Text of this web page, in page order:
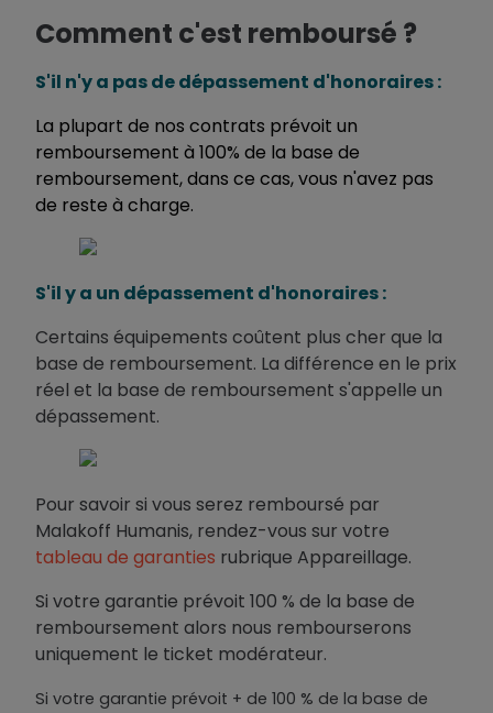
Comment c'est remboursé ?
S'il n'y a pas de dépassement d'honoraires :
La plupart de nos contrats prévoit un
remboursement à 100% de la base de
remboursement, dans ce cas, vous n'avez pas
de reste à charge.
S'il y a un dépassement d'honoraires :
Certains équipements coûtent plus cher que la
base de remboursement. La différence en le prix
réel et la base de remboursement s'appelle un
dépassement.
Pour savoir si vous serez remboursé par
Malakoff Humanis, rendez-vous sur votre
tableau de garanties rubrique Appareillage.
Si votre garantie prévoit 100 % de la base de
remboursement alors nous rembourserons
uniquement le ticket modérateur.
Si votre garantie prévoit + de 100 % de la base de